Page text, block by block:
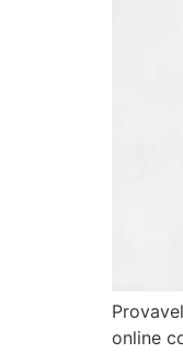
online